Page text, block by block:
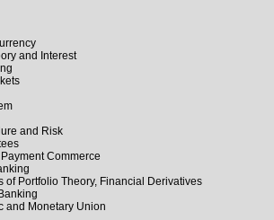
and Interest
and Risk
Commerce
of Portfolio Theory, Financial Derivatives
and Monetary Union